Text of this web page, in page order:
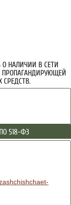
НАЛИЧИИ В СЕТИ
СРЕДСТВ.
518-ФЗ